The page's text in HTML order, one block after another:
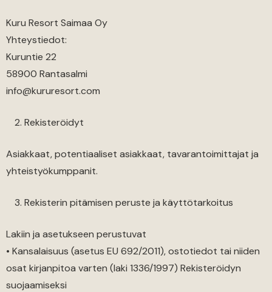
Kuru Resort Saimaa Oy
Yhteystiedot:
Kuruntie 22
58900 Rantasalmi
info@kururesort.com
Rekisteröidyt
Asiakkaat, potentiaaliset asiakkaat, tavarantoimittajat ja
yhteistyökumppanit.
Rekisterin pitämisen peruste ja käyttötarkoitus
Lakiin ja asetukseen perustuvat
• Kansalaisuus (asetus EU 692/2011), ostotiedot tai niiden
osat kirjanpitoa varten (laki 1336/1997) Rekisteröidyn
suojaamiseksi